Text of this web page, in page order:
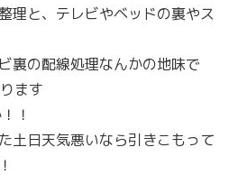
理と、テレビやベッドの裏やス
裏の配線処理なんかの地味で
ます
！
土日天気悪いなら引きこもって